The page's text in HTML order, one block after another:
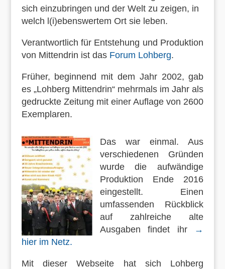
sich einzubringen und der Welt zu zeigen, in
welch l(i)ebenswertem Ort sie leben.
Verantwortlich für Entstehung und Produktion
von Mittendrin ist das Forum Lohberg.
Früher, beginnend mit dem Jahr 2002, gab
es „Lohberg Mittendrin“ mehrmals im Jahr als
gedruckte Zeitung mit einer Auflage von 2600
Exemplaren.
Das war einmal. Aus
verschiedenen Gründen
wurde die aufwändige
Produktion Ende 2016
eingestellt. Einen
umfassenden Rückblick
auf zahlreiche alte
Ausgaben findet ihr
→
hier im Netz.
Mit dieser Webseite hat sich Lohberg